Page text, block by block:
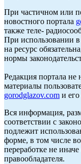
При частичном или
новостного портала
также теле-
При использовании
на ресурс
нормы
Редакция портала не
материалы
gorodglazov.com и
Вся информация,
соответствии с
подлежит
форме, в том числе
переработке не
правообладателя.